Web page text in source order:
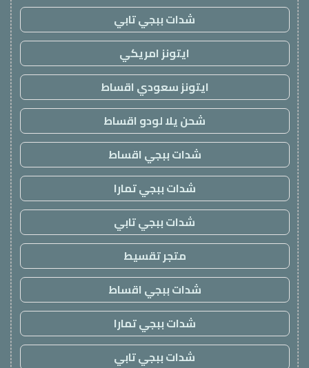
شدات ببجي تابي
ايتونز امريكي
ايتونز سعودي اقساط
شحن يلا لودو اقساط
شدات ببجي اقساط
شدات ببجي تمارا
شدات ببجي تابي
متجر تقسيط
شدات ببجي اقساط
شدات ببجي تمارا
شدات ببجي تابي